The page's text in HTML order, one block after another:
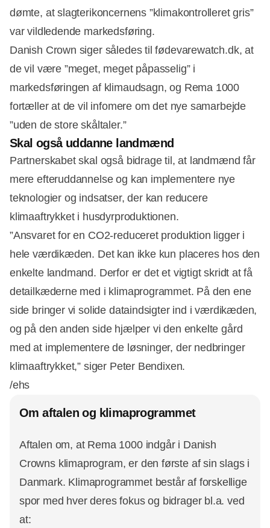
dømte, at slagterikoncernens ”klimakontrolleret gris”
var vildledende markedsføring.
Danish Crown siger således til fødevarewatch.dk, at
de vil være ”meget, meget påpasselig” i
markedsføringen af klimaudsagn, og Rema 1000
fortæller at de vil infomere om det nye samarbejde
”uden de store skåltaler.”
Skal også uddanne landmænd
Partnerskabet skal også bidrage til, at landmænd får
mere efteruddannelse og kan implementere nye
teknologier og indsatser, der kan reducere
klimaaftrykket i husdyrproduktionen.
”Ansvaret for en CO2-reduceret produktion ligger i
hele værdikæden. Det kan ikke kun placeres hos den
enkelte landmand. Derfor er det et vigtigt skridt at få
detailkæderne med i klimaprogrammet. På den ene
side bringer vi solide dataindsigter ind i værdikæden,
og på den anden side hjælper vi den enkelte gård
med at implementere de løsninger, der nedbringer
klimaaftrykket,” siger Peter Bendixen.
/ehs
Om aftalen og klimaprogrammet
Aftalen om, at Rema 1000 indgår i Danish
Crowns klimaprogram, er den første af sin slags i
Danmark. Klimaprogrammet består af forskellige
spor med hver deres fokus og bidrager bl.a. ved
at: